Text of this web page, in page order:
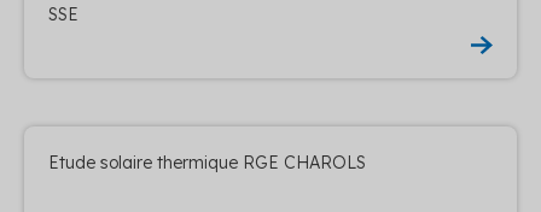
SSE
Etude solaire thermique RGE CHAROLS